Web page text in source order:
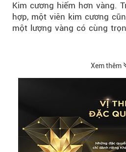
Kim cương hiếm hơn vàng.
hợp, một viên kim cương
một lượng vàng có cùng
Xem thêm